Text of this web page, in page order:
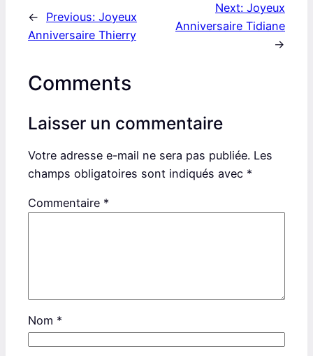
← Previous: Joyeux
Anniversaire Thierry
Next: Joyeux
Anniversaire Tidiane
→
Comments
Laisser un commentaire
Votre adresse e-mail ne sera pas publiée. Les
champs obligatoires sont indiqués avec *
Commentaire *
Nom *